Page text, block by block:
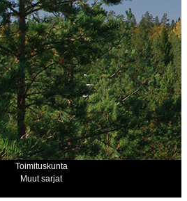
Toimituskunta
Muut sarjat